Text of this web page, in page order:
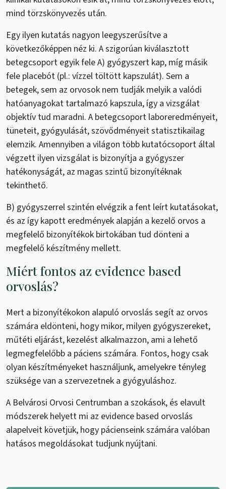
mind törzskönyvezés után.
Egy ilyen kutatás nagyon leegyszerűsítve a
következőképpen néz ki. A szigorúan kiválasztott
betegcsoport egyik fele A) gyógyszert kap, míg másik
fele placebót (pl.: vízzel töltött kapszulát). Sem a
betegek, sem az orvosok nem tudják melyik a valódi
hatóanyagokat tartalmazó kapszula, így a vizsgálat
objektív tud maradni. A betegcsoport laboreredményeit,
tüneteit, gyógyulását, szövődményeit statisztikailag
elemzik. Amennyiben a világon több kutatócsoport által
végzett ilyen vizsgálat is bizonyítja a gyógyszer
hatékonyságát, az magas szintű bizonyítéknak
tekinthető.
B) gyógyszerrel szintén elvégzik a fent leírt kutatásokat,
és az így kapott eredmények alapján a kezelő orvos a
megfelelő bizonyítékok birtokában tud dönteni a
megfelelő készítmény mellett.
Miért fontos az evidence based
orvoslás?
Mert a bizonyítékokon alapuló orvoslás segít az orvos
számára eldönteni, hogy mikor, milyen gyógyszereket,
műtéti eljárást, kezelést alkalmazzon, ami a lehető
legmegfelelőbb a páciens számára. Fontos, hogy csak
olyan készítményeket használjunk, amelyekre tényleg
szüksége van a szervezetnek a gyógyuláshoz.
A Belvárosi Orvosi Centrumban a szokások, és elavult
módszerek helyett mi az evidence based orvoslás
alapelveit követjük, hogy pácienseink számára valóban
hatásos megoldásokat tudjunk nyújtani.